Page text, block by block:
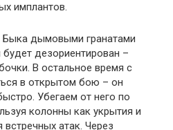
имплантов.
дымовыми гранатами
дезориентирован –
В остальное время с
в открытом бою – он
Убегаем от него по
колонны как укрытия и
атак. Через